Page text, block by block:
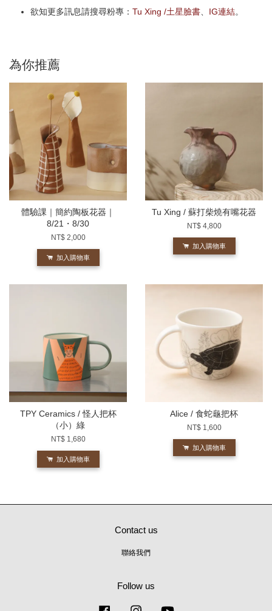
欲知更多訊息請搜尋粉專： Tu Xing /土星臉書 IG連結。
為你推薦
體驗課｜簡約陶板花器｜
8/21・8/30
NT$ 2,000
加入購物車
Tu Xing / 蘇打柴燒有嘴花器
NT$ 4,800
加入購物車
TPY Ceramics / 怪人把杯
（小）綠
NT$ 1,680
加入購物車
Alice / 食蛇龜把杯
NT$ 1,600
加入購物車
Contact us
聯絡我們
Follow us
Facebook Instagram